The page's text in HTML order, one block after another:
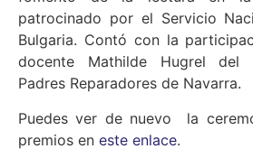
patrocinado por el Servicio
Bulgaria. Contó con la
docente Mathilde Hugrel del
Padres Reparadores de Navarra.
Puedes ver de nuevo la
premios en este enlace.